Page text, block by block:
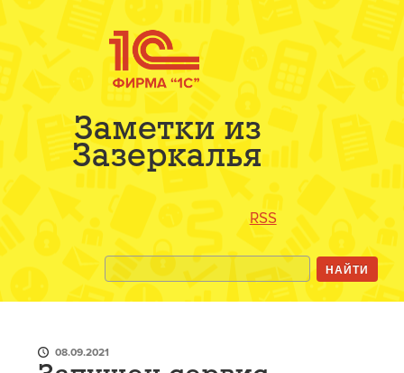
Заметки из
Зазеркалья
RSS
08.09.2021